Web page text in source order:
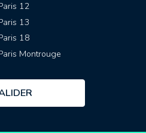
12
13
18
Montrouge